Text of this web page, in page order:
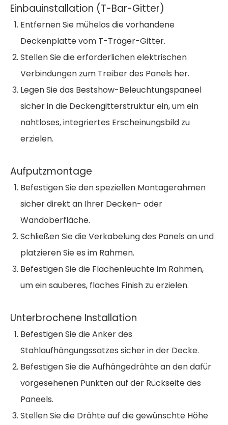
Einbauinstallation (T-Bar-Gitter)
Entfernen Sie mühelos die vorhandene
Deckenplatte vom T-Träger-Gitter.
Stellen Sie die erforderlichen elektrischen
Verbindungen zum Treiber des Panels her.
Legen Sie das Bestshow-Beleuchtungspaneel
sicher in die Deckengitterstruktur ein, um ein
nahtloses, integriertes Erscheinungsbild zu
erzielen.
Aufputzmontage
Befestigen Sie den speziellen Montagerahmen
sicher direkt an Ihrer Decken- oder
Wandoberfläche.
Schließen Sie die Verkabelung des Panels an und
platzieren Sie es im Rahmen.
Befestigen Sie die Flächenleuchte im Rahmen,
um ein sauberes, flaches Finish zu erzielen.
Unterbrochene Installation
Befestigen Sie die Anker des
Stahlaufhängungssatzes sicher in der Decke.
Befestigen Sie die Aufhängedrähte an den dafür
vorgesehenen Punkten auf der Rückseite des
Paneels.
Stellen Sie die Drähte auf die gewünschte Höhe